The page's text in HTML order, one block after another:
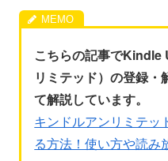
こちらの記事で
リミテッド）の登録
て解説しています。
キンドルアンリミテッ
る方法！使い方や読み